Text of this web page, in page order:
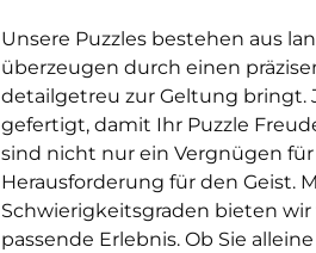
Unsere Puzzles bestehen aus
überzeugen durch einen
detailgetreu zur Geltung bringt.
gefertigt, damit Ihr Puzzle
sind nicht nur ein Vergnügen
Herausforderung für den Geist.
Schwierigkeitsgraden bieten
passende Erlebnis. Ob Sie